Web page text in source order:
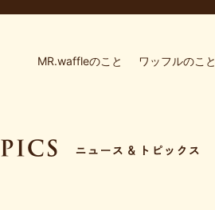
MR.waffleのこと ワッフルのこと